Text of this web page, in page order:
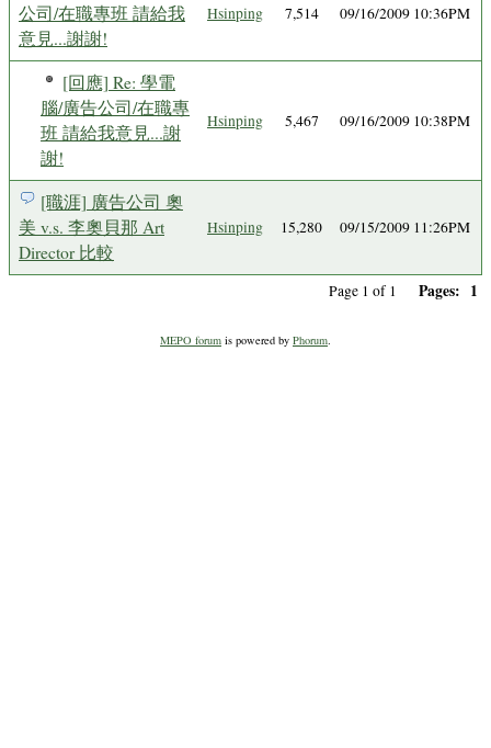
公司/在職專班 請給我
意見...謝謝!
Hsinping 7,514 09/16/2009 10:36PM
[回應] Re: 學電
腦/廣告公司/在職專
班 請給我意見...謝
謝!
Hsinping 5,467 09/16/2009 10:38PM
[職涯] 廣告公司 奧
美 v.s. 李奧貝那 Art
Director 比較
Hsinping 15,280 09/15/2009 11:26PM
Page 1 of 1 Pages: 1
MEPO forum is powered by Phorum.